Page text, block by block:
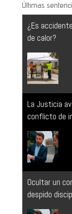
Últimas
¿Es
de calor?
La Justicia
conflicto de
Ocultar un
despido